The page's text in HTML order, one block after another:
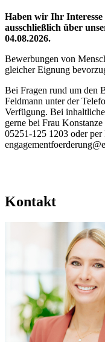
Haben wir Ihr Interesse
ausschließlich über
04.08.2026.
Bewerbungen von
gleicher Eignung
Bei Fragen rund um den
Feldmann unter der
Verfügung. Bei
gerne bei Frau
05251-125 1203 oder
Kontakt